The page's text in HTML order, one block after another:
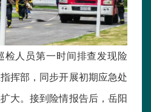
人员第一时间排查发现险
挥部，同步开展初期应急处
大。接到险情报告后，岳阳